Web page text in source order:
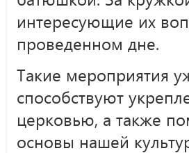
интересующие их
проведенном дне.
Такие мероприятия
способствуют
церковью, а также
основы нашей